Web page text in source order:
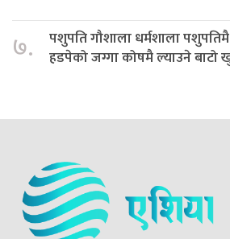
७.
पशुपति गौशाला धर्मशाला पशुपतिमै
हडपेको जग्गा कोषमै ल्याउने बाटो